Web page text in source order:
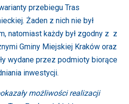
przebiegu Tras
Żaden z nich nie był
natomiast każdy był zgodny z z
Gminy Miejskiej Kraków oraz
wydane przez podmioty biorące
inwestycji.
możliwości realizacji